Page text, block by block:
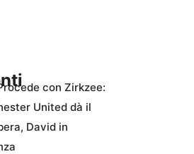
con Zirkzee:
United dà il
David in